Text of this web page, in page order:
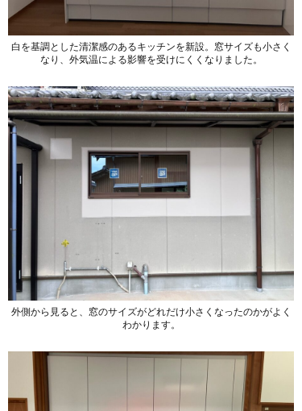
白を基調とした清潔感のあるキッチンを新設。窓サイズも小さく
なり、外気温による影響を受けにくくなりました。
外側から見ると、窓のサイズがどれだけ小さくなったのかがよく
わかります。